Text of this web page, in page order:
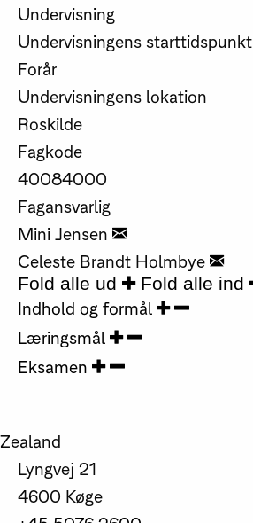
Undervisning
Undervisningens starttidspunkt
Forår
Undervisningens lokation
Roskilde
Fagkode
40084000
Fagansvarlig
Mini Jensen
Celeste Brandt Holmbye
Fold alle ud Fold alle ind
Indhold og formål
Læringsmål
Eksamen
Zealand
Lyngvej 21
4600 Køge